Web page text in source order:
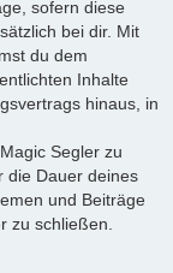
sofern diese
bei dir. Mit
du dem
Inhalte
hinaus, in
Segler zu
die Dauer deines
und Beiträge
zu schließen.